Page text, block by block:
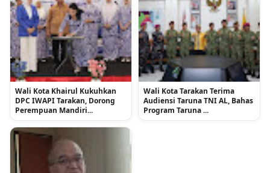
Wali Kota Khairul Kukuhkan
DPC IWAPI Tarakan, Dorong
Perempuan Mandiri...
Wali Kota Tarakan Terima
Audiensi Taruna TNI AL, Bahas
Program Taruna ...